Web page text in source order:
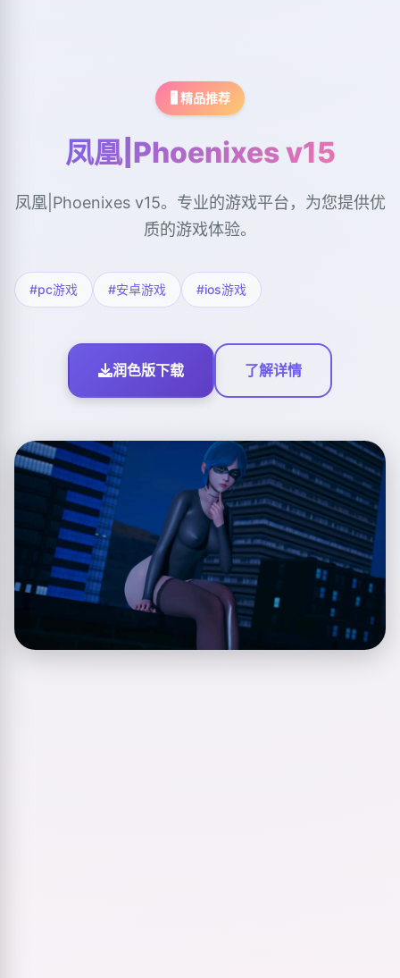
🖥️ 精品推荐
凤凰|Phoenixes v15
凤凰|Phoenixes v15。专业的游戏平台，为您提供优
质的游戏体验。
#pc游戏 #安卓游戏 #ios游戏
润色版下载 了解详情